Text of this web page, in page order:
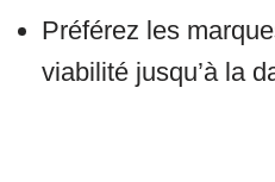
Préférez les
viabilité jusqu’à la